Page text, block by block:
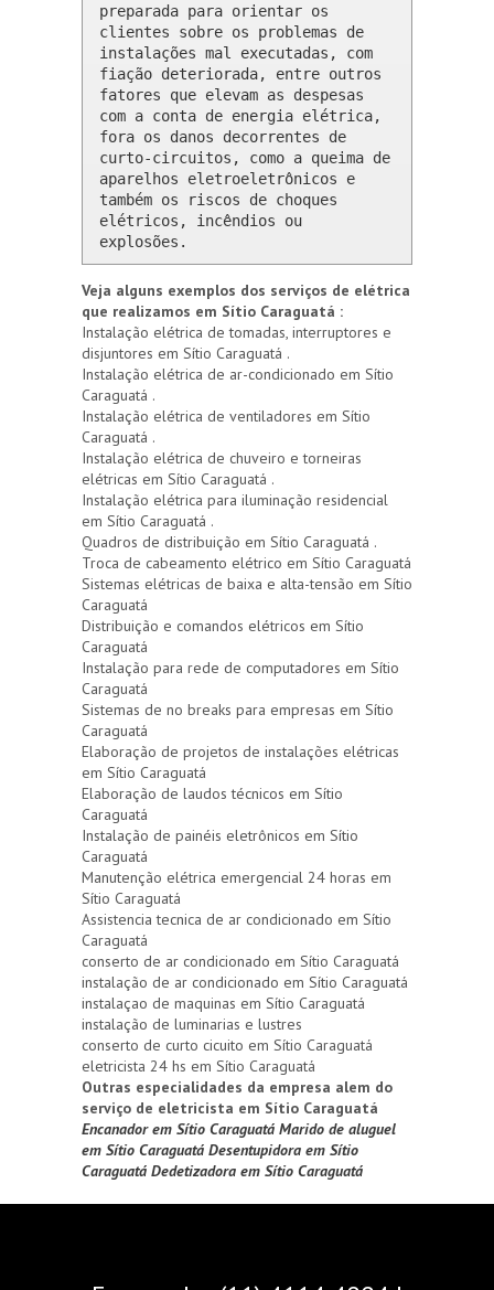
preparada para orientar os
clientes sobre os problemas de
instalações mal executadas, com
fiação deteriorada, entre outros
fatores que elevam as despesas
com a conta de energia elétrica,
fora os danos decorrentes de
curto-circuitos, como a queima de
aparelhos eletroeletrônicos e
também os riscos de choques
elétricos, incêndios ou
explosões.
Veja alguns exemplos dos serviços de elétrica
que realizamos em Sítio Caraguatá :
Instalação elétrica de tomadas, interruptores e
disjuntores em Sítio Caraguatá .
Instalação elétrica de ar-condicionado em Sítio
Caraguatá .
Instalação elétrica de ventiladores em Sítio
Caraguatá .
Instalação elétrica de chuveiro e torneiras
elétricas em Sítio Caraguatá .
Instalação elétrica para iluminação residencial
em Sítio Caraguatá .
Quadros de distribuição em Sítio Caraguatá .
Troca de cabeamento elétrico em Sítio Caraguatá
Sistemas elétricas de baixa e alta-tensão em Sítio
Caraguatá
Distribuição e comandos elétricos em Sítio
Caraguatá
Instalação para rede de computadores em Sítio
Caraguatá
Sistemas de no breaks para empresas em Sítio
Caraguatá
Elaboração de projetos de instalações elétricas
em Sítio Caraguatá
Elaboração de laudos técnicos em Sítio
Caraguatá
Instalação de painéis eletrônicos em Sítio
Caraguatá
Manutenção elétrica emergencial 24 horas em
Sítio Caraguatá
Assistencia tecnica de ar condicionado em Sítio
Caraguatá
conserto de ar condicionado em Sítio Caraguatá
instalação de ar condicionado em Sítio Caraguatá
instalaçao de maquinas em Sítio Caraguatá
instalação de luminarias e lustres
conserto de curto cicuito em Sítio Caraguatá
eletricista 24 hs em Sítio Caraguatá
Outras especialidades da empresa alem do
serviço de eletricista em Sítio Caraguatá
Encanador em Sítio Caraguatá Marido de aluguel
em Sítio Caraguatá Desentupidora em Sítio
Caraguatá Dedetizadora em Sítio Caraguatá